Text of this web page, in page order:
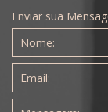
Enviar sua